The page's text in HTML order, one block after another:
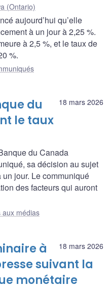
(Ontario)
aujourd’hui qu’elle
à un jour à 2,25 %.
à 2,5 %, et le taux de
%.
18 mars 2026
du
le taux
du Canada
sa décision au sujet
jour. Le communiqué
des facteurs qui auront
aux médias
18 mars 2026
à
suivant la
monétaire